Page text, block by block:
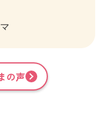
の声